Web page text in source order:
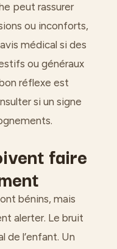
peut rassurer
ou inconforts,
médical si des
ou généraux
réflexe est
si un signe
faire
bénins, mais
alerter. Le bruit
de l’enfant. Un